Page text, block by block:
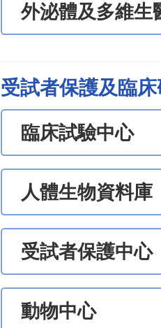
外泌體及多維生
受試者保護及臨
臨床試驗中心
人體生物資料庫
受試者保護中心
動物中心